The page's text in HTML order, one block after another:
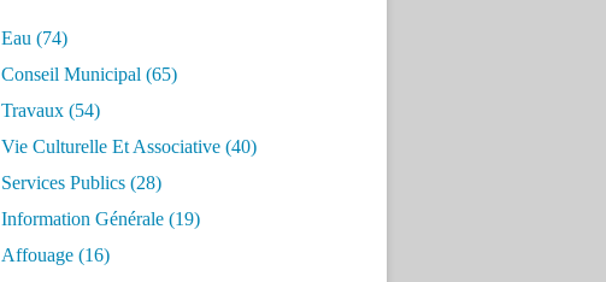
Eau (74)
Conseil Municipal (65)
Travaux (54)
Vie Culturelle Et Associative (40)
Services Publics (28)
Information Générale (19)
Affouage (16)